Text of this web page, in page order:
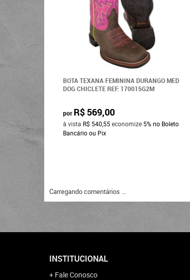
BOTA TEXANA FEMININA DURANGO MED
DOG CHICLETE REF: 170015G2M
por R$ 569,00
à vista R$ 540,55economize 5% no Boleto
Bancário ou Pix
Carregando comentários ...
INSTITUCIONAL
Fale Conosco